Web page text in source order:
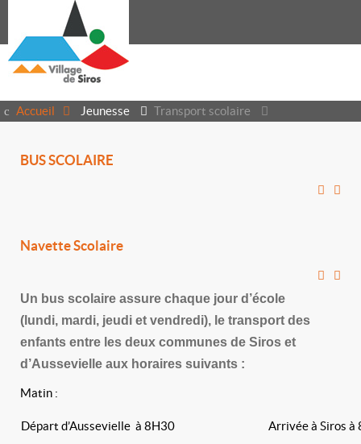
Accueil Jeunesse Transport scolaire
BUS SCOLAIRE
Navette Scolaire
Un bus scolaire assure chaque jour d’école
(lundi, mardi, jeudi et vendredi), le transport des
enfants entre les deux communes de Siros et
d’Aussevielle aux horaires suivants :
Matin :
Départ d’Aussevielle à 8H30 Arrivée à Siros à